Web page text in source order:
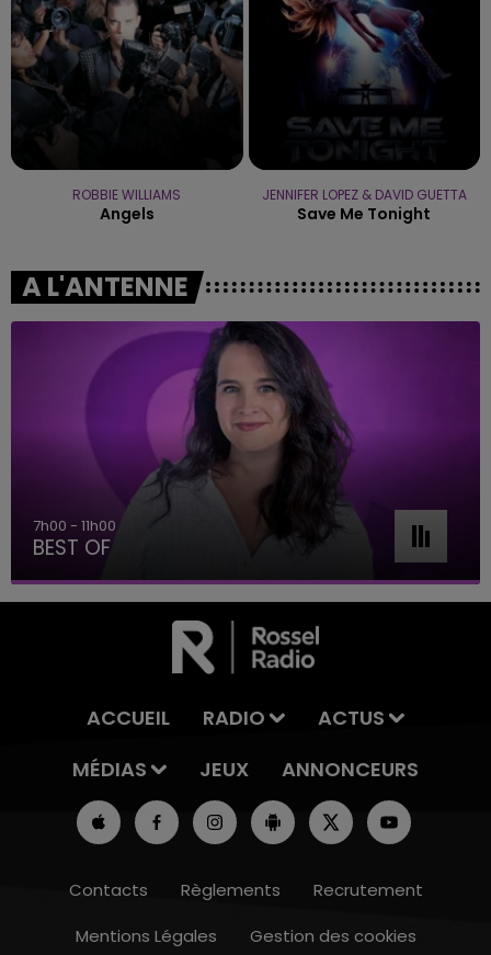
ROBBIE WILLIAMS
Angels
JENNIFER LOPEZ & DAVID GUETTA
Save Me Tonight
A L'ANTENNE
7h00 - 11h00
BEST OF
ACCUEIL RADIO
ACTUS
MÉDIAS
JEUX ANNONCEURS
Contacts Règlements
Recrutement
Mentions Légales
Gestion des cookies